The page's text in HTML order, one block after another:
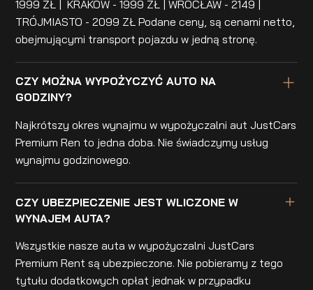
1999 ZŁ | KRAKÓW - 1999 ZŁ | WROCŁAW - 2149 |
TRÓJMIASTO - 2099 ZŁ Podane ceny, są cenami netto,
obejmującymi transport pojazdu w jedną stronę.
CZY MOŻNA WYPOŻYCZYĆ AUTO NA
GODZINY?
Najkrótszy okres wynajmu w wypożyczalni aut JustCars
Premium Ren to jedna doba. Nie świadczymy usług
wynajmu godzinowego.
CZY UBEZPIECZENIE JEST WLICZONE W
WYNAJEM AUTA?
Wszystkie nasze auta w wypożyczalni JustCars
Premium Rent są ubezpieczone. Nie pobieramy z tego
tytułu dodatkowych opłat jednak w przypadku